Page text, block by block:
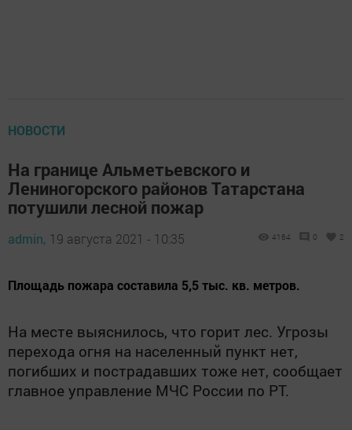
НОВОСТИ
На границе Альметьевского и
Лениногорского районов Татарстана
потушили лесной пожар
admin, 19 августа 2021 - 10:35 4164 0 2
​​​​​​​Площадь пожара составила 5,5 тыс. кв. метров.
На месте выяснилось, что горит лес. Угрозы
перехода огня на населенный пункт нет,
погибших и пострадавших тоже нет, сообщает
главное управление МЧС России по РТ.